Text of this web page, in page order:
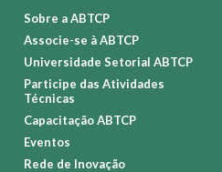
Sobre a ABTCP
Associe-se à ABTCP
Universidade Setorial ABTCP
Participe das Atividades
Técnicas
Capacitação ABTCP
Eventos
Rede de Inovação